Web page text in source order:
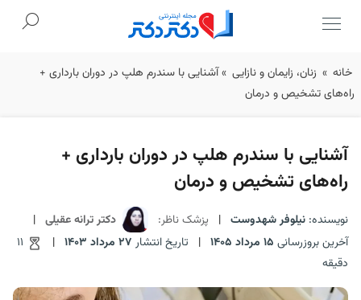
Skip
to
خانه » زنان، زایمان و نازایی »آشنایی با سندرم هلپ در دوران بارداری +
راه‌های تشخیص و درمان
آشنایی با سندرم هلپ در دوران بارداری +
راه‌های تشخیص و درمان
نویسنده: نیلوفر شهدوست | پزشک ناظر: دکتر ترانه عقیلی |
آخرین بروزرسانی 15 مرداد 1405 | تاریخ انتشار 27 مرداد 1403 |
11
دقیقه